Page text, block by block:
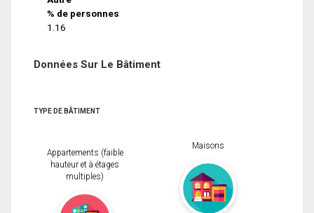
% de personnes
1.16
Données Sur Le Bâtiment
TYPE DE BÂTIMENT
Appartements (faible
hauteur et à étages
multiples)
Maisons